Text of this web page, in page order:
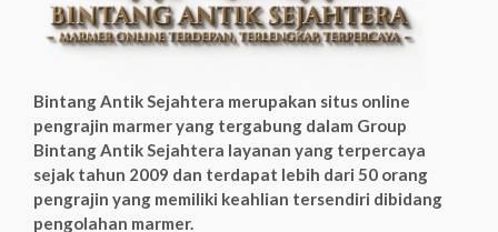
Bintang Antik Sejahtera merupakan situs online
pengrajin marmer yang tergabung dalam Group
Bintang Antik Sejahtera layanan yang terpercaya
sejak tahun 2009 dan terdapat lebih dari 50 orang
pengrajin yang memiliki keahlian tersendiri dibidang
pengolahan marmer.